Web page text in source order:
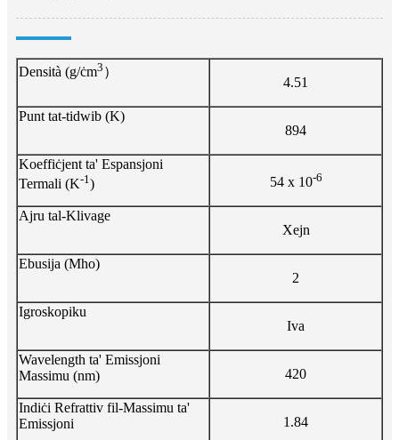
Densità (g/ċm3 ）
4.51
Punt tat-tidwib (K)
894
Koeffiċjent ta' Espansjoni
Termali (K-1 ) 54 x 10-6
Ajru tal-Klivage
Xejn
Ebusija (Mho)
2
Igroskopiku
Iva
Wavelength ta' Emissjoni
Massimu (nm)
420
Indiċi Refrattiv fil-Massimu ta'
Emissjoni
1.84